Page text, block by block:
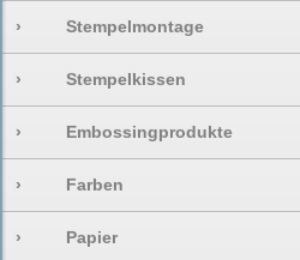
› Stempelmontage
› Stempelkissen
› Embossingprodukte
› Farben
› Papier